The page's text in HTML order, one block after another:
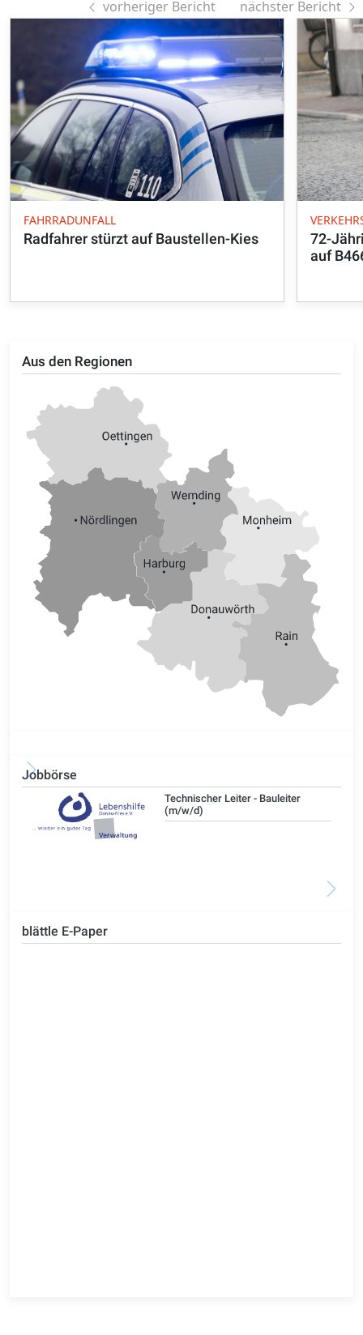
Aus den Regionen
Jobbörse
Technischer Leiter - Bauleiter
(m/w/d)
blättle E-Paper
vorheriger Bericht nächster Bericht
FAHRRADUNFALL
Radfahrer stürzt auf Baustellen-Kies
72-
auf